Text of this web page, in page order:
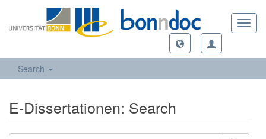
Search
E-Dissertationen: Search